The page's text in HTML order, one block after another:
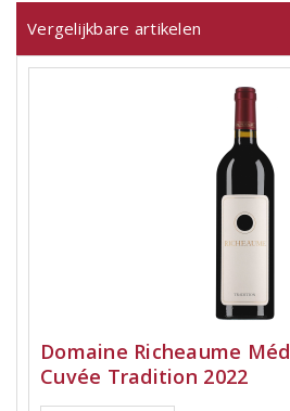
Vergelijkbare artikelen
Domaine Richeaume
Cuvée Tradition 2022